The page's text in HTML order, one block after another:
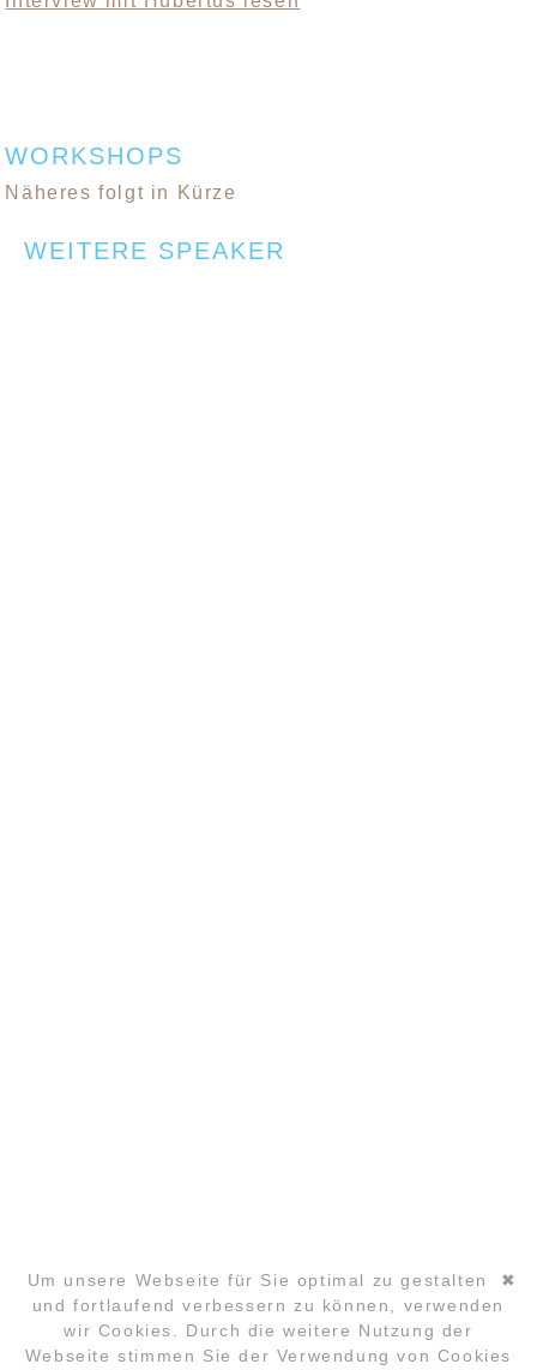
Navigation
WORKSHOPS
Näheres folgt in Kürze
WEITERE SPEAKER
✖
Um unsere Webseite für Sie optimal zu gestalten
und fortlaufend verbessern zu können, verwenden
wir Cookies. Durch die weitere Nutzung der
Webseite stimmen Sie der Verwendung von Cookies